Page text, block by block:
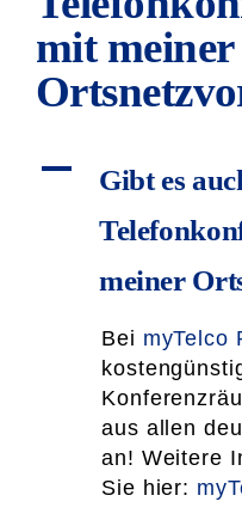
mit meiner
A
Gibt es
meiner
Bei myTelco
aus allen
an! Weitere
Sie hier: